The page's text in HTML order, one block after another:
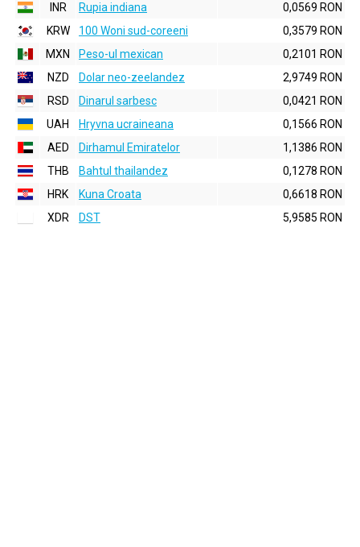
INR
Rupia indiana
0,0569 RON
KRW
100 Woni sud-coreeni
0,3579 RON
MXN
Peso-ul mexican
0,2101 RON
NZD
Dolar neo-zeelandez
2,9749 RON
RSD
Dinarul sarbesc
0,0421 RON
UAH
Hryvna ucraineana
0,1566 RON
AED
Dirhamul Emiratelor
1,1386 RON
THB
Bahtul thailandez
0,1278 RON
HRK
Kuna Croata
0,6618 RON
XDR
DST 5,9585 RON